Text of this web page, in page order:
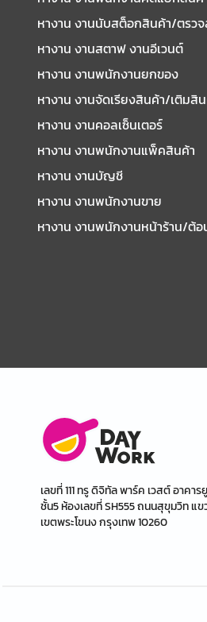
หางาน งานนับสต็อกสินค้า/ตรว
หางาน งานสตาฟ งานอีเวนต์
หางาน งานพนักงานยกของ
หางาน งานจัดเรียงสินค้า/เติมสิ
หางาน งานคอลเซ็นเตอร์
หางาน งานพนักงานแพ็คสินค้า
หางาน งานบัญชี
หางาน งานพนักงานขาย
หางาน งานพนักงานหน้าร้าน/ต้อ
เลขที่ 111 ทรู ดิจิทัล พาร์ค เวสต์ อาคา
ชั้น5 ห้องเลขที่ SH555 ถนนสุขุมวิท แ
เขตพระโขนง กรุงเทพ 10260